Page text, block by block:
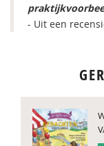
- Uit een